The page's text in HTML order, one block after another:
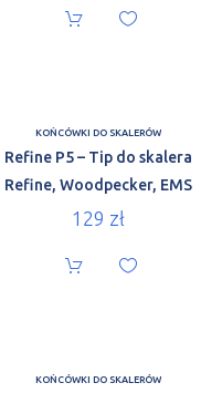
KOŃCÓWKI DO SKALERÓW
Refine P5 – Tip do skalera
Refine, Woodpecker, EMS
129 zł
KOŃCÓWKI DO SKALERÓW